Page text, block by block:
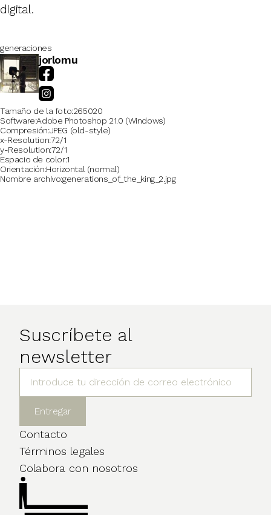
digital.
generaciones
jorlomu
Tamaño de la foto265020
Software Adobe Photoshop 21.0 (Windows)
Compresión JPEG (old-style)
x-Resolution72/1
y-Resolution72/1
Espacio de color1
Orientación Horizontal (normal)
Nombre archivogenerations_of_the_king_2.jpg
Suscríbete al
newsletter
Contacto
Términos legales
Colabora con nosotros